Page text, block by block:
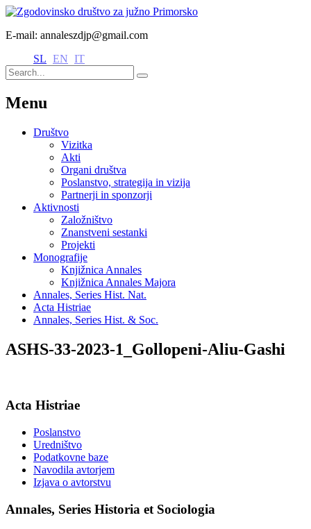
E-mail: annaleszdjp@gmail.com
SL EN IT
Menu
Društvo
Vizitka
Akti
Organi društva
Poslanstvo, strategija in vizija
Partnerji in sponzorji
Aktivnosti
Založništvo
Znanstveni sestanki
Projekti
Monografije
Knjižnica Annales
Knjižnica Annales Majora
Annales, Series Hist. Nat.
Acta Histriae
Annales, Series Hist. & Soc.
ASHS-33-2023-1_Gollopeni-Aliu-Gashi
Acta Histriae
Poslanstvo
Uredništvo
Podatkovne baze
Navodila avtorjem
Izjava o avtorstvu
Annales, Series Historia et Sociologia